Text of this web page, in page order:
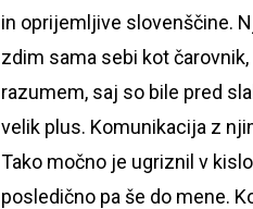
in oprijemljive slovenščine.
zdim sama sebi kot
razumem, saj so bile pred
velik plus. Komunikacija z
Tako močno je ugriznil v
posledično pa še do mene.